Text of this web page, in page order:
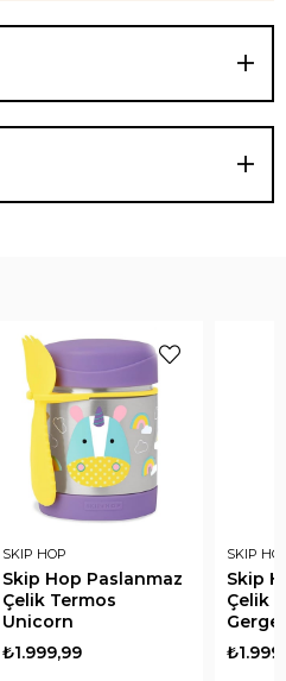
SKIP HOP
Skip Hop Paslanmaz
Çelik Termos
Unicorn
₺1.999,99
SKIP
Skip
Çelik